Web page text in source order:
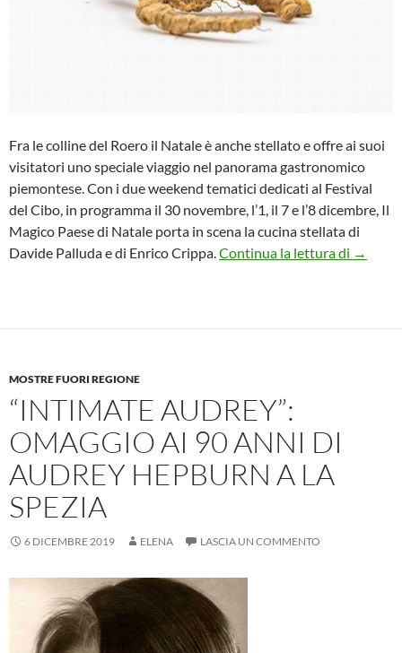
Fra le colline del Roero il Natale è anche stellato e offre ai suoi
visitatori uno speciale viaggio nel panorama gastronomico
piemontese. Con i due weekend tematici dedicati al Festival
del Cibo, in programma il 30 novembre, l’1, il 7 e l’8 dicembre, Il
Magico Paese di Natale porta in scena la cucina stellata di
Davide Palluda e di Enrico Crippa. Continua la lettura di Il
→
MOSTRE FUORI REGIONE
“INTIMATE AUDREY”:
OMAGGIO AI 90 ANNI DI
AUDREY HEPBURN A LA
SPEZIA
6 DICEMBRE 2019 ELENA LASCIA UN COMMENTO